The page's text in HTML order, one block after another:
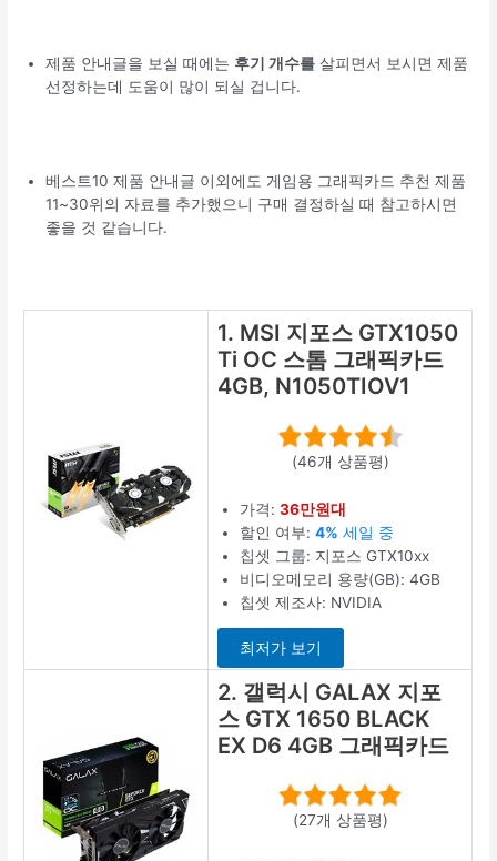
제품 안내글을 보실 때에는 후기 개수를 살피면서 보시면 제품
선정하는데 도움이 많이 되실 겁니다.
베스트10 제품 안내글 이외에도 게임용 그래픽카드 추천 제품
11~30위의 자료를 추가했으니 구매 결정하실 때 참고하시면
좋을 것 같습니다.
1. MSI 지포스 GTX1050
Ti OC 스톰 그래픽카드
4GB, N1050TIOV1
(46개 상품평)
가격:36만원대
할인 여부:4% 세일 중
칩셋 그룹: 지포스 GTX10xx
비디오메모리 용량(GB): 4GB
칩셋 제조사: NVIDIA
최저가 보기
2. 갤럭시 GALAX 지포
스 GTX 1650 BLACK
EX D6 4GB 그래픽카드
(27개 상품평)